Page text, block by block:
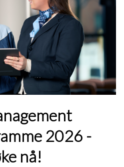
2026 -
nå!